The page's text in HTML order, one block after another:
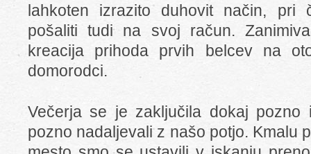
lahkoten izrazito duhovit način, pri
pošaliti tudi na svoj račun.
kreacija prihoda prvih belcev na
domorodci.
Večerja se je zaključila dokaj pozno
pozno nadaljevali z našo potjo. Kmalu